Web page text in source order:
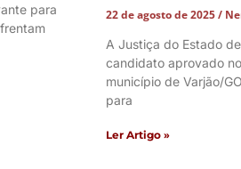
para
22 de agosto de 2025
A Justiça do Estado
candidato aprovado
município de Varjão/
para
Ler Artigo »